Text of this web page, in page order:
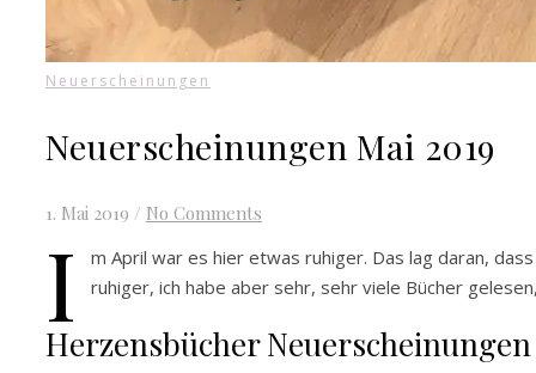
Neuerscheinungen
Neuerscheinungen Mai 2019
1. Mai 2019 / No Comments
I
m April war es hier etwas ruhiger. Das lag daran,
ruhiger, ich habe aber sehr, sehr viele Bücher
Herzensbücher Neuerscheinungen